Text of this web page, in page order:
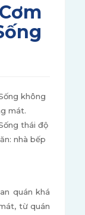
không
mát.
thái độ
nhà bếp
quán khá
từ quán